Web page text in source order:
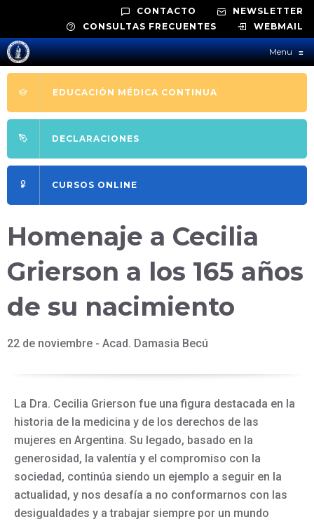
CONTACTO
NEWSLETTER
CONSULTAS FRECUENTES
WEBMAIL
Menu≡
EDUCACIÓN MÉDICA CONTINUA
DECLARACIONES
CURSOS ONLINE
Homenaje a Cecilia
Grierson a los 165 años
de su nacimiento
22 de noviembre - Acad. Damasia Becú
La Dra. Cecilia Grierson fue una figura destacada en la
historia de la medicina y de los derechos de las
mujeres en Argentina. Su legado, basado en la
generosidad, la valentía y el compromiso con la
sociedad, continúa siendo un ejemplo a seguir en la
actualidad, y nos desafía a no conformarnos con las
desigualdades y a trabajar siempre por un mundo